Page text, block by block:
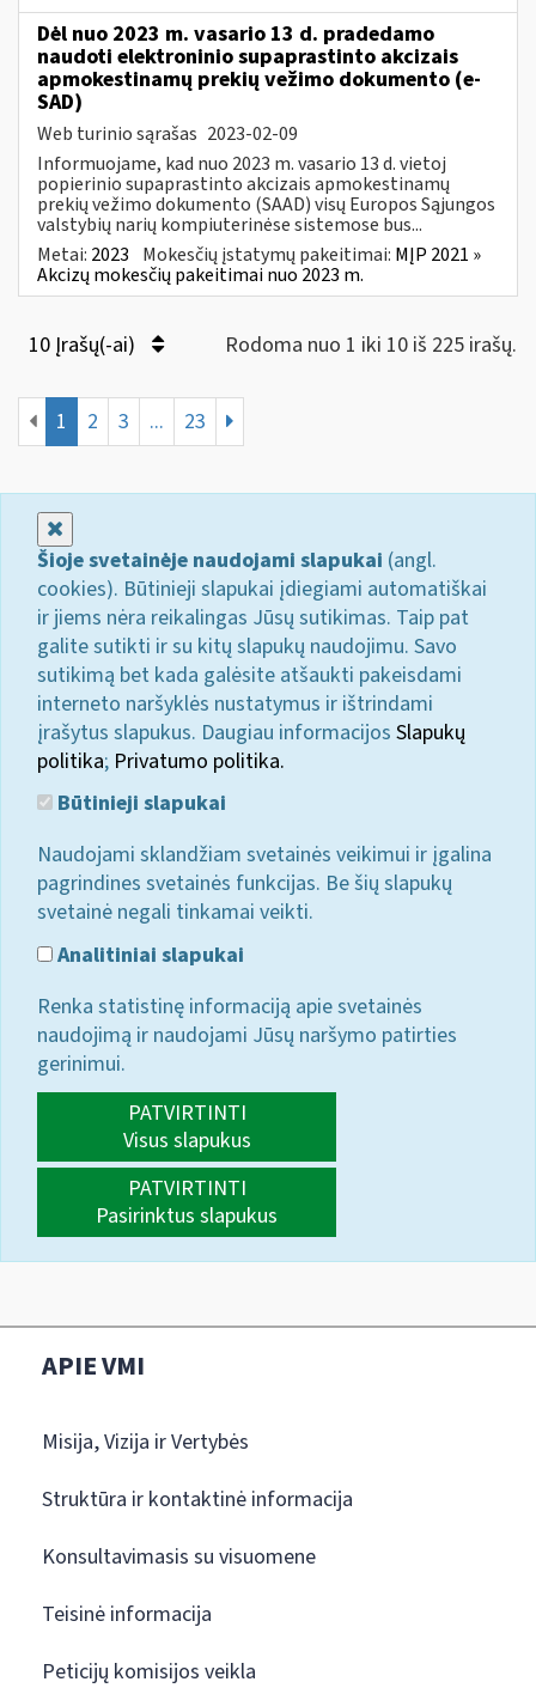
Dėl nuo 2023 m. vasario 13 d. pradedamo
naudoti elektroninio supaprastinto akcizais
apmokestinamų prekių vežimo dokumento (e-
SAD)
Web turinio sąrašas 2023-02-09
Informuojame, kad nuo 2023 m. vasario 13 d. vietoj
popierinio supaprastinto akcizais apmokestinamų
prekių vežimo dokumento (SAAD) visų Europos Sąjungos
valstybių narių kompiuterinėse sistemose bus...
Metai: 2023 Mokesčių įstatymų pakeitimai: MĮP 2021 »
Akcizų mokesčių pakeitimai nuo 2023 m.
10 Įrašų(-ai) Rodoma nuo 1 iki 10 iš 225 irašų.
1 2 3 ... 23
Šioje svetainėje naudojami slapukai (angl.
cookies). Būtinieji slapukai įdiegiami automatiškai
ir jiems nėra reikalingas Jūsų sutikimas. Taip pat
galite sutikti ir su kitų slapukų naudojimu. Savo
sutikimą bet kada galėsite atšaukti pakeisdami
interneto naršyklės nustatymus ir ištrindami
įrašytus slapukus. Daugiau informacijos Slapukų
politika; Privatumo politika.
Būtinieji slapukai
Naudojami sklandžiam svetainės veikimui ir įgalina
pagrindines svetainės funkcijas. Be šių slapukų
svetainė negali tinkamai veikti.
Analitiniai slapukai
Renka statistinę informaciją apie svetainės
naudojimą ir naudojami Jūsų naršymo patirties
gerinimui.
PATVIRTINTI
Visus slapukus
PATVIRTINTI
Pasirinktus slapukus
APIE VMI
Misija, Vizija ir Vertybės
Struktūra ir kontaktinė informacija
Konsultavimasis su visuomene
Teisinė informacija
Peticijų komisijos veikla